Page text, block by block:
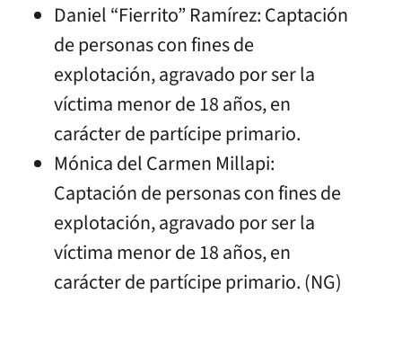
Daniel “Fierrito” Ramírez: Captación
de personas con fines de
explotación, agravado por ser la
víctima menor de 18 años, en
carácter de partícipe primario.
Mónica del Carmen Millapi:
Captación de personas con fines de
explotación, agravado por ser la
víctima menor de 18 años, en
carácter de partícipe primario. (NG)